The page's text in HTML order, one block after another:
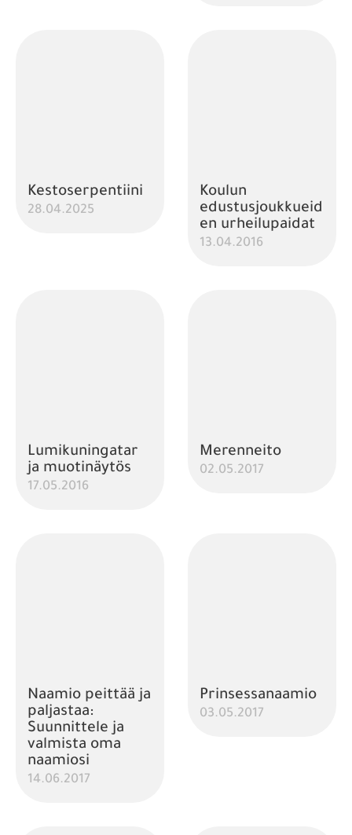
Kestoserpentiini
28.04.2025
Koulun
edustusjoukkueid
en urheilupaidat
13.04.2016
Lumikuningatar
ja muotinäytös
17.05.2016
Merenneito
02.05.2017
Naamio peittää ja
paljastaa:
Suunnittele ja
valmista oma
naamiosi
14.06.2017
Prinsessanaamio
03.05.2017